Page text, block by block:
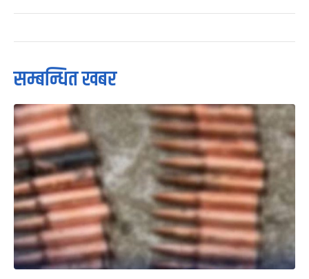
सम्बन्धित खबर